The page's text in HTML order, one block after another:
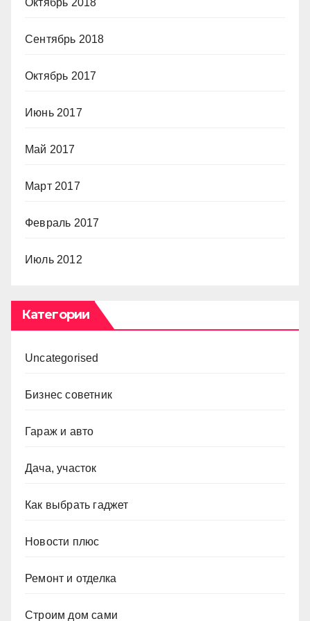
Сентябрь 2018
Октябрь 2017
Июнь 2017
Май 2017
Март 2017
Февраль 2017
Июль 2012
Категории
Uncategorised
Бизнес советник
Гараж и авто
Дача, участок
Как выбрать гаджет
Новости плюс
Ремонт и отделка
Строим дом сами